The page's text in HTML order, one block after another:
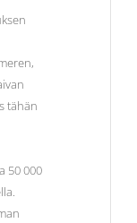
tähän
50 000